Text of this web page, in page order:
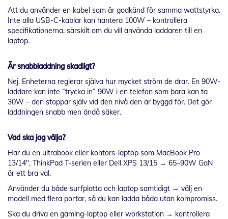
Att du använder en kabel som är godkänd för samma wattstyrka.
Inte alla USB-C-kablar kan hantera 100W – kontrollera
specifikationerna, särskilt om du vill använda laddaren till en
laptop.
Är snabbladdning skadligt?
Nej. Enheterna reglerar själva hur mycket ström de drar. En 90W-
laddare kan inte “trycka in” 90W i en telefon som bara kan ta
30W – den stoppar själv vid den nivå den är byggd för. Det gör
laddningen snabb men ändå säker.
Vad ska jag välja?
Har du en ultrabook eller kontors-laptop som MacBook Pro
13/14", ThinkPad T-serien eller Dell XPS 13/15 → 65–90W GaN
är ett bra val.
Använder du både surfplatta och laptop samtidigt → välj en
modell med flera portar, så du kan ladda båda utan kompromiss.
Ska du driva en gaming-laptop eller workstation → kontrollera